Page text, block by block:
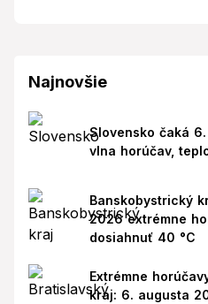
Najnovšie
Slovensko čaká
vlna horúčav,
Banskobystrický
2026 extrémne
dosiahnuť 40 °C
Extrémne
kraj: 6. augusta